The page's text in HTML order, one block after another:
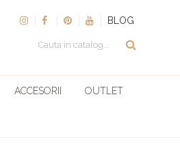
BLOG
ACCESORII OUTLET